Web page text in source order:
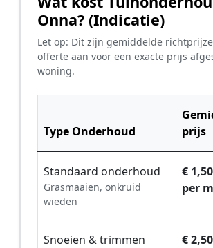
Onna? (Indicatie)
Let op: Dit zijn gemiddelde
offerte aan voor een exacte prijs
woning.
Type Onderhoud
prijs
Standaard onderhoud
Grasmaaien, onkruid
wieden
€
per
Snoeien & trimmen
€